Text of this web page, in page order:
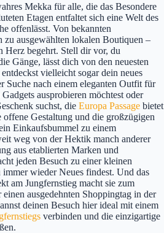
Mekka für alle, die das Besondere
Etagen entfaltet sich eine Welt des
offenlässt. Von bekannten
zu ausgewählten lokalen Boutiquen –
Herz begehrt. Stell dir vor, du
Gänge, lässt dich von den neuesten
vielleicht sogar dein neues
Suche nach einem eleganten Outfit für
ausprobieren möchtest oder
suchst, die Europa Passage bietet
Gestaltung und die großzügigen
Einkaufsbummel zu einem
weg von der Hektik manch anderer
aus etablierten Marken und
jeden Besuch zu einer kleinen
wieder Neues findest. Und das
am Jungfernstieg macht sie zum
ausgedehnten Shoppingtag in der
deinen Besuch hier ideal mit einem
verbinden und die einzigartige